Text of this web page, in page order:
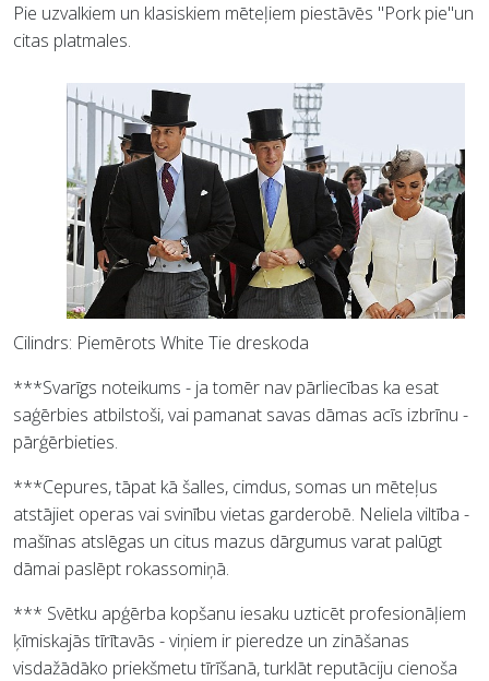
Pie uzvalkiem un klasiskiem mēteļiem piestāvēs "Pork pie"un
citas platmales.
Cilindrs: Piemērots White Tie dreskoda
***Svarīgs noteikums - ja tomēr nav pārliecības ka esat
saģērbies atbilstoši, vai pamanat savas dāmas acīs izbrīnu -
pārģērbieties.
***Cepures, tāpat kā šalles, cimdus, somas un mēteļus
atstājiet operas vai svinību vietas garderobē. Neliela viltība -
mašīnas atslēgas un citus mazus dārgumus varat palūgt
dāmai paslēpt rokassomiņā.
*** Svētku apģērba kopšanu iesaku uzticēt profesionāļiem
ķīmiskajās tīrītavās - viņiem ir pieredze un zināšanas
visdažādāko priekšmetu tīrīšanā, turklāt reputāciju cienoša